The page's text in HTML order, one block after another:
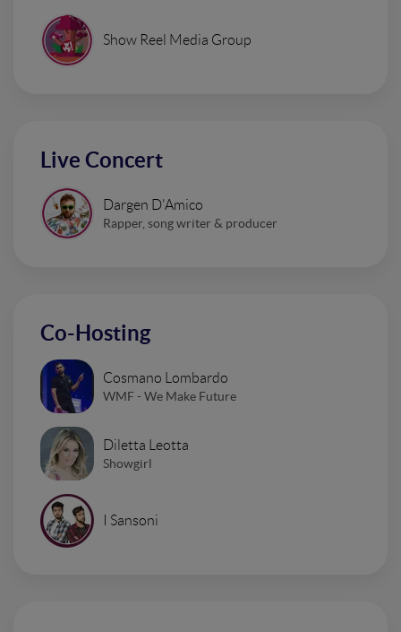
Show Reel Media Group
Live Concert
Dargen D'Amico
Rapper, song writer & producer
Co-Hosting
Cosmano Lombardo
WMF - We Make Future
Diletta Leotta
Showgirl
I Sansoni